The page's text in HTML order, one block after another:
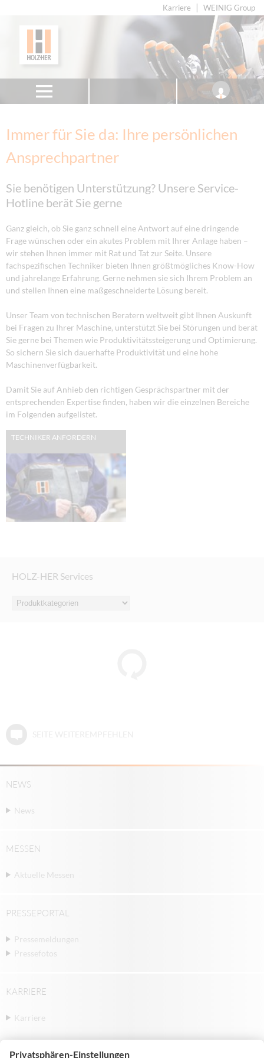
Karriere WEINIG Group
Immer für Sie da: Ihre persönlichen
Ansprechpartner
Sie benötigen Unterstützung? Unsere Service-
Hotline berät Sie gerne
Ganz gleich, ob Sie ganz schnell eine Antwort auf eine dringende
Frage wünschen oder ein akutes Problem mit Ihrer Anlage haben –
wir stehen Ihnen immer mit Rat und Tat zur Seite. Unsere
fachspezifischen Techniker bieten Ihnen größtmögliches Know-How
und jahrelange Erfahrung. Gerne nehmen sie sich Ihrem Problem an
und stellen Ihnen eine maßgeschneiderte Lösung bereit.
Unser Team von technischen Beratern weltweit gibt Ihnen Auskunft
bei Fragen zu Ihrer Maschine, unterstützt Sie bei Störungen und berät
Sie gerne bei Themen wie Produktivitätssteigerung und Optimierung.
So sichern Sie sich dauerhafte Produktivität und eine hohe
Maschinenverfügbarkeit.
Damit Sie auf Anhieb den richtigen Gesprächspartner mit der
entsprechenden Expertise finden, haben wir die einzelnen Bereiche
im Folgenden aufgelistet.
TECHNIKER ANFORDERN
HOLZ-HER Services
NEWS
News
MESSEN
Aktuelle Messen
PRESSEPORTAL
Pressemeldungen
Pressefotos
KARRIERE
Karriere